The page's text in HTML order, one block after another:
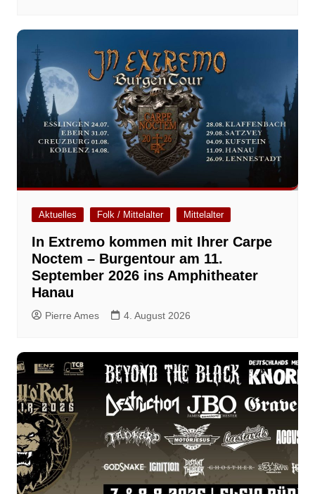
Aktuelles Folk / Mittelalter Mittelalter
In Extremo kommen mit Ihrer Carpe
Noctem – Burgentour am 11.
September 2026 ins Amphitheater
Hanau
Pierre Ames 4. August 2026